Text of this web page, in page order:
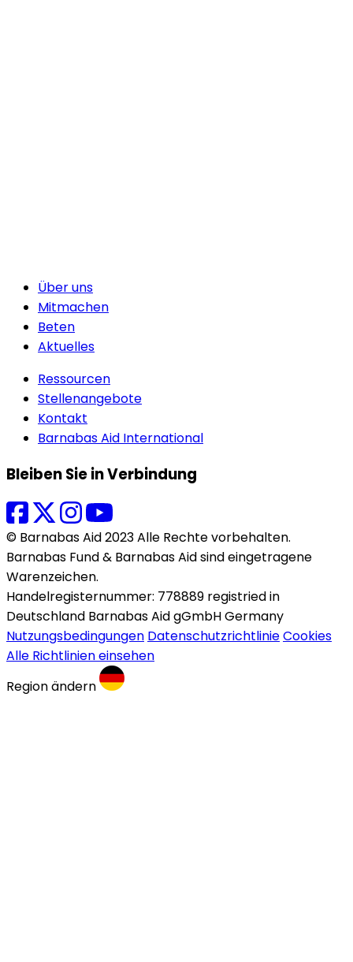
Über uns
Mitmachen
Beten
Aktuelles
Ressourcen
Stellenangebote
Kontakt
Barnabas Aid International
Bleiben Sie in Verbindung
© Barnabas Aid 2023 Alle Rechte vorbehalten.
Barnabas Fund & Barnabas Aid sind eingetragene
Warenzeichen.
Handelregisternummer: 778889 registried in
Deutschland Barnabas Aid gGmbH Germany
Nutzungsbedingungen DatenschutzrichtlinieCookies
Alle Richtlinien einsehen
Region ändern